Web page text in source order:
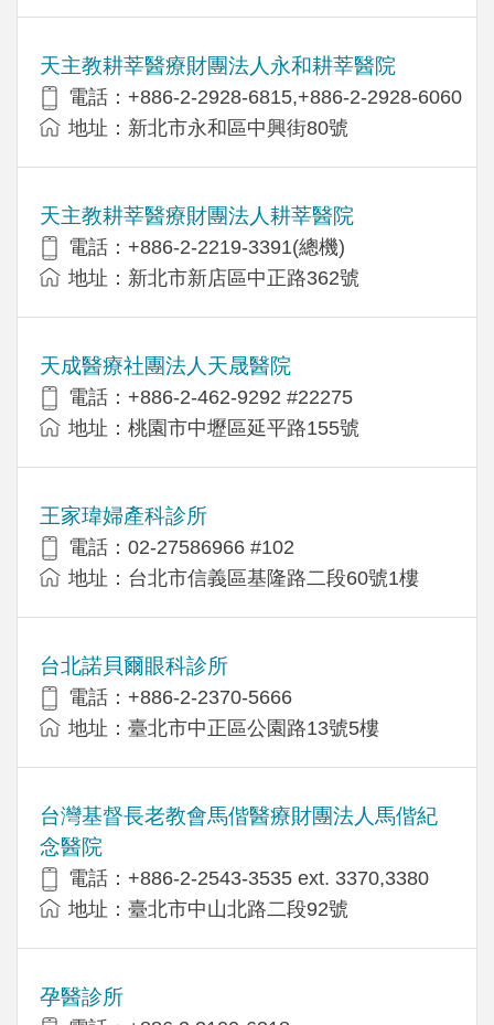
天主教耕莘醫療財團法人永和耕莘醫院
電話：+886-2-2928-6815,+886-2-2928-6060
地址：新北市永和區中興街80號
天主教耕莘醫療財團法人耕莘醫院
電話：+886-2-2219-3391(總機)
地址：新北市新店區中正路362號
天成醫療社團法人天晟醫院
電話：+886-2-462-9292 #22275
地址：桃園市中壢區延平路155號
王家瑋婦產科診所
電話：02-27586966 #102
地址：台北市信義區基隆路二段60號1樓
台北諾貝爾眼科診所
電話：+886-2-2370-5666
地址：臺北市中正區公園路13號5樓
台灣基督長老教會馬偕醫療財團法人馬偕紀
念醫院
電話：+886-2-2543-3535 ext. 3370,3380
地址：臺北市中山北路二段92號
孕醫診所